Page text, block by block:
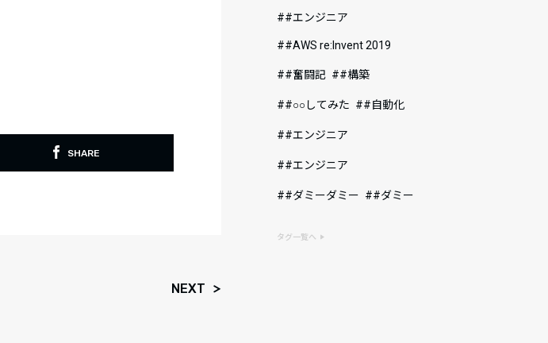
SHARE
NEXT
#エンジニア
#AWS re:Invent 2019
#奮闘記 #構築
#○○してみた #自動化
#エンジニア
#エンジニア
#ダミーダミー #ダミー
タグ一覧へ